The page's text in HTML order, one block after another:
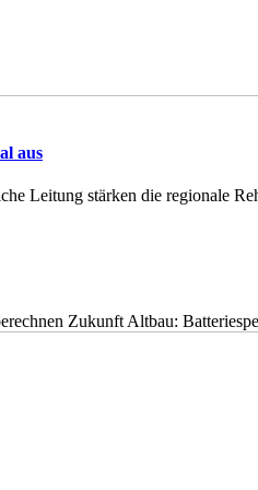
aus
Leitung stärken die regionale
Zukunft Altbau: